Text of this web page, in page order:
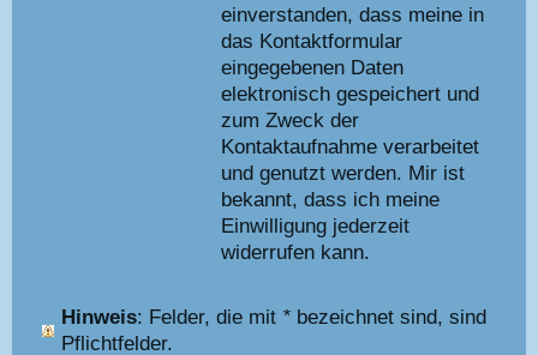
einverstanden, dass meine in
das Kontaktformular
eingegebenen Daten
elektronisch gespeichert und
zum Zweck der
Kontaktaufnahme verarbeitet
und genutzt werden. Mir ist
bekannt, dass ich meine
Einwilligung jederzeit
widerrufen kann.
Hinweis : Felder, die mit * bezeichnet sind, sind
Pflichtfelder.